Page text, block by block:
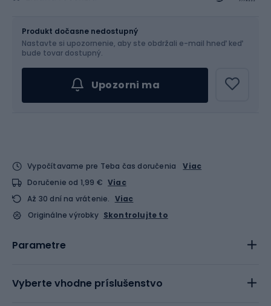
Produkt dočasne nedostupný
Nastavte si upozornenie, aby ste obdržali e-mail hneď keď
bude tovar dostupný.
Upozorni ma
Vypočítavame pre Teba čas doručenia
Viac
Doručenie od 1,99 € Viac
Až 30 dní na vrátenie. Viac
Originálne výrobky Skontrolujte to
Parametre
Vyberte vhodne príslušenstvo